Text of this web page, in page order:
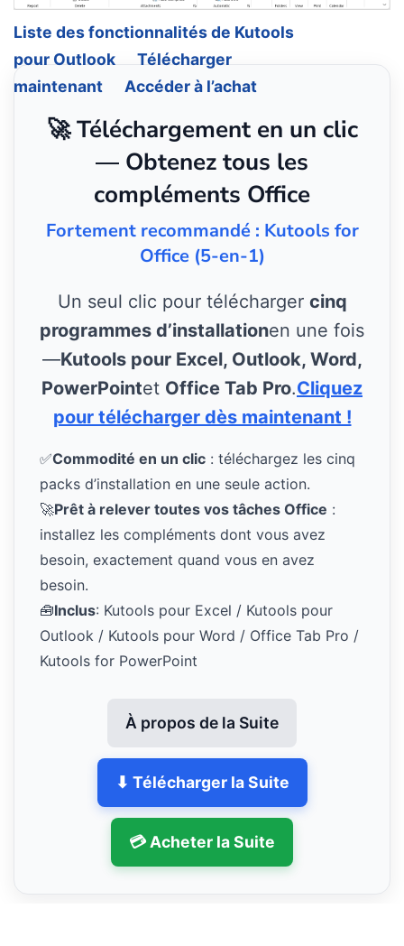
Liste des fonctionnalités de Kutools
pour Outlook
Télécharger
maintenant
Accéder à l’achat
🚀 Téléchargement en un clic
— Obtenez tous les
compléments Office
Fortement recommandé : Kutools for
Office (5-en-1)
Un seul clic pour télécharger cinq
programmes d’installationen une fois
—Kutools pour Excel, Outlook, Word,
PowerPointet Office Tab Pro.Cliquez
pour télécharger dès maintenant !
✅Commodité en un clic : téléchargez les cinq
packs d’installation en une seule action.
🚀Prêt à relever toutes vos tâches Office :
installez les compléments dont vous avez
besoin, exactement quand vous en avez
besoin.
🧰Inclus: Kutools pour Excel / Kutools pour
Outlook / Kutools pour Word / Office Tab Pro /
Kutools for PowerPoint
À propos de la Suite
⬇ Télécharger la Suite
💳 Acheter la Suite